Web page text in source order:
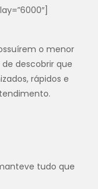
o menor
descobrir que
rápidos e
tudo que